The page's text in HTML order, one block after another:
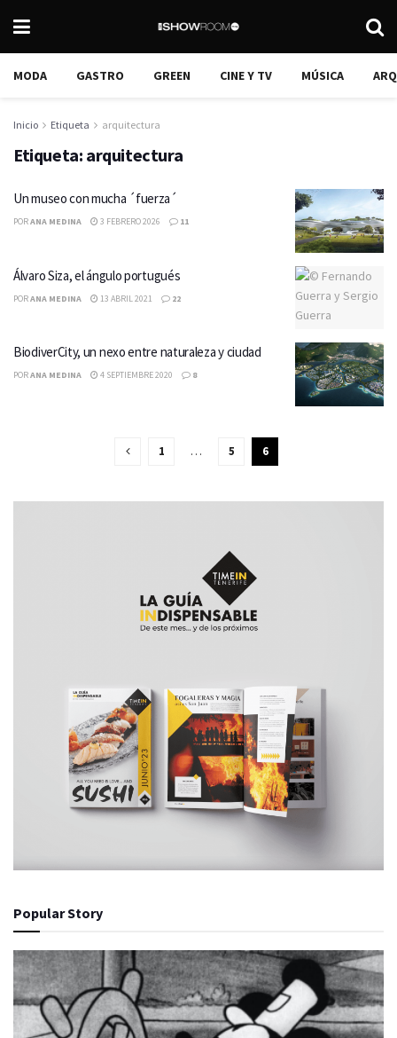
MODA GASTRO GREEN CINE Y TV MÚSICA
Inicio Etiqueta arquitectura
Etiqueta: arquitectura
Un museo con mucha ´fuerza´
PORANA MEDINA 3 FEBRERO 2026 11
Álvaro Siza, el ángulo portugués
PORANA MEDINA 13 ABRIL 2021 22
BiodiverCity, un nexo entre naturaleza y ciudad
PORANA MEDINA 4 SEPTIEMBRE 2020 8
1 … 5 6
Popular Story